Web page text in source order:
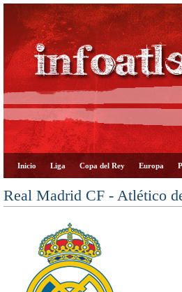
Inicio Liga Copa del Rey Europa
Real Madrid CF - Atlético